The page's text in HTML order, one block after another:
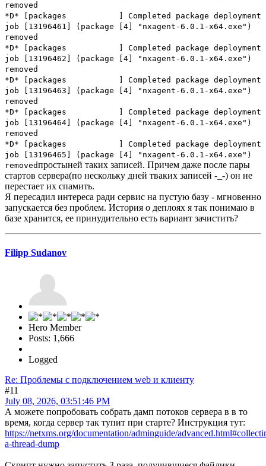
removed
*D* [packages ] Completed package deployment
job [13196461] (package [4] "nxagent-6.0.1-x64.exe")
removed
*D* [packages ] Completed package deployment
job [13196462] (package [4] "nxagent-6.0.1-x64.exe")
removed
*D* [packages ] Completed package deployment
job [13196463] (package [4] "nxagent-6.0.1-x64.exe")
removed
*D* [packages ] Completed package deployment
job [13196464] (package [4] "nxagent-6.0.1-x64.exe")
removed
*D* [packages ] Completed package deployment
job [13196465] (package [4] "nxagent-6.0.1-x64.exe")
removedпростыней таких записей. Причем даже после пары
стартов сервера(по нескольку дней тваких записей -_-) он не
перестает их спамить.
Я пересадил интереса ради сервис на пустую базу - мгновенно
запускается без проблем. История о деплоях я так понимаю в
базе хранится, ее принудительно есть вариант зачистить?
Filipp Sudanov
Hero Member
Posts: 1,666
Logged
Re: Проблемы с подключением web и клиенту
#11
July 08, 2026, 03:51:46 PM
А можете попробовать собрать дамп потоков сервера в в то
время, когда сервер так тупит при старте? Инструкция тут:
https://netxms.org/documentation/adminguide/
a-thread-dump